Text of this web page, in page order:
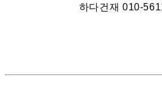
하다건재 010-